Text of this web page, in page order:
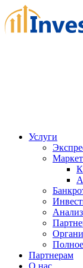
Услуги
Партнерам
О нас